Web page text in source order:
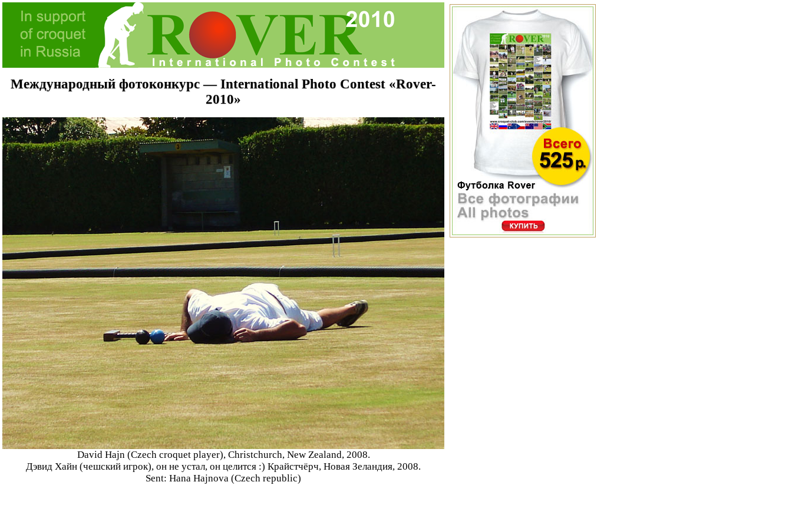
Международный фотоконкурс — International Photo Contest «Rover-
2010»
David Hajn (Czech croquet player), Christchurch, New Zealand, 2008.
Дэвид Хайн (чешский игрок), он не устал, он целится :) Крайстчёрч, Новая Зеландия, 2008.
Sent: Hana Hajnova (Czech republic)